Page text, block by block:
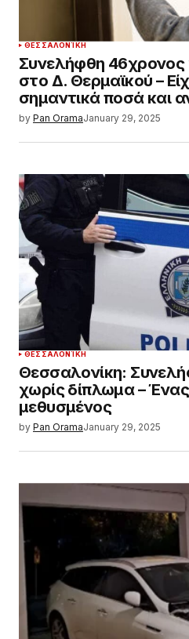
ΘΕΣΣΑΛΟΝΊΚΗ
Συνελήφθη 46χρονος
στο Δ. Θερμαϊκού –
σημαντικά ποσά και
by Pan OramaJanuary 29, 2025
ΘΕΣΣΑΛΟΝΊΚΗ
Θεσσαλονίκη:
χωρίς δίπλωμα –
μεθυσμένος
by Pan OramaJanuary 29, 2025